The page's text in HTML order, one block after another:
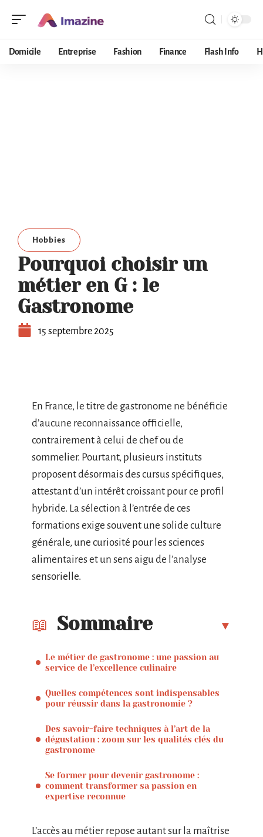
Domicile Entreprise Fashion Finance Flash Info
Hobbies
Pourquoi choisir un
métier en G : le
Gastronome
15 septembre 2025
En France, le titre de gastronome ne bénéficie
d’aucune reconnaissance officielle,
contrairement à celui de chef ou de
sommelier. Pourtant, plusieurs instituts
proposent désormais des cursus spécifiques,
attestant d’un intérêt croissant pour ce profil
hybride. La sélection à l’entrée de ces
formations exige souvent une solide culture
générale, une curiosité pour les sciences
alimentaires et un sens aigu de l’analyse
sensorielle.
Sommaire
Le métier de gastronome : une passion au
service de l’excellence culinaire
Quelles compétences sont indispensables
pour réussir dans la gastronomie ?
Des savoir-faire techniques à l’art de la
dégustation : zoom sur les qualités clés du
gastronome
Se former pour devenir gastronome :
comment transformer sa passion en
expertise reconnue
L’accès au métier repose autant sur la maîtrise